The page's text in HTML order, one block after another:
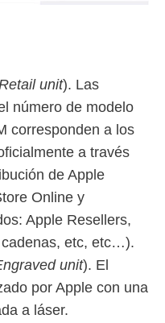
unit). Las
número de modelo
corresponden a los
a través
de Apple
Online y
Apple Resellers,
etc, etc…).
unit). El
por Apple con una
a láser.